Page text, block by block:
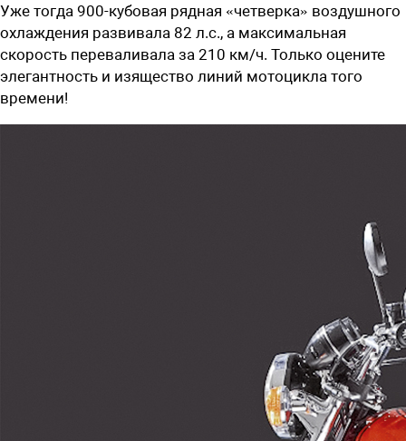
Уже тогда 900-кубовая рядная «четверка» воздушного
охлаждения развивала 82 л.с., а максимальная
скорость переваливала за 210 км/ч. Только оцените
элегантность и изящество линий мотоцикла того
времени!